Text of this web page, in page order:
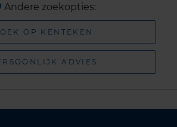
Andere zoekopties:
OP KENTEKEN
ADVIES